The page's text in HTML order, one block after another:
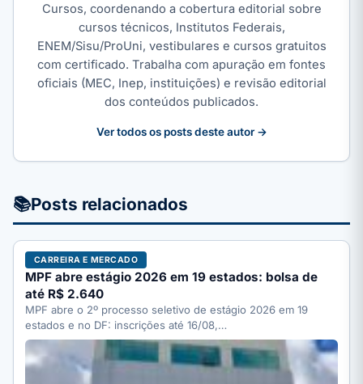
Cursos, coordenando a cobertura editorial sobre
cursos técnicos, Institutos Federais,
ENEM/Sisu/ProUni, vestibulares e cursos gratuitos
com certificado. Trabalha com apuração em fontes
oficiais (MEC, Inep, instituições) e revisão editorial
dos conteúdos publicados.
Ver todos os posts deste autor →
📚Posts relacionados
CARREIRA E MERCADO
MPF abre estágio 2026 em 19 estados: bolsa de
até R$ 2.640
MPF abre o 2º processo seletivo de estágio 2026 em 19
estados e no DF: inscrições até 16/08,…